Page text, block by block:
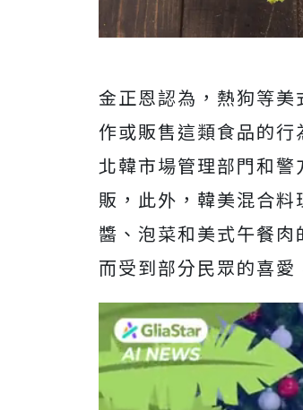
金正恩認為，熱狗等
作或販售這類食品的
北韓市場管理部門和
販，此外，韓美混合
醬、泡菜和美式午餐
而受到部分民眾的喜愛